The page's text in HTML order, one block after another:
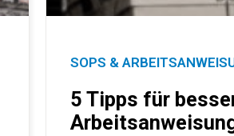
SOPS &
5 Tipps für